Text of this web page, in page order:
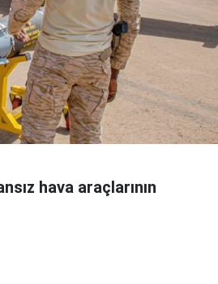
hava araçlarının